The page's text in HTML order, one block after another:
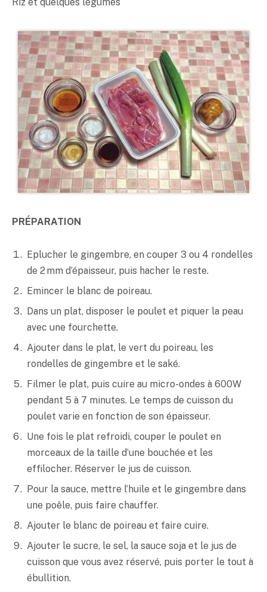
Riz et quelques légumes
PRÉPARATION
Eplucher le gingembre, en couper 3 ou 4 rondelles
de 2 mm d’épaisseur, puis hacher le reste.
Emincer le blanc de poireau.
Dans un plat, disposer le poulet et piquer la peau
avec une fourchette.
Ajouter dans le plat, le vert du poireau, les
rondelles de gingembre et le saké.
Filmer le plat, puis cuire au micro-ondes à 600W
pendant 5 à 7 minutes. Le temps de cuisson du
poulet varie en fonction de son épaisseur.
Une fois le plat refroidi, couper le poulet en
morceaux de la taille d’une bouchée et les
effilocher. Réserver le jus de cuisson.
Pour la sauce, mettre l’huile et le gingembre dans
une poêle, puis faire chauffer.
Ajouter le blanc de poireau et faire cuire.
Ajouter le sucre, le sel, la sauce soja et le jus de
cuisson que vous avez réservé, puis porter le tout à
ébullition.